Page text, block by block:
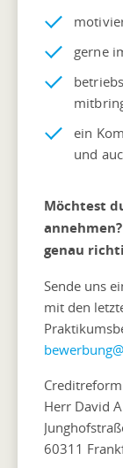
gerne
ein
und
Möchtest
genau
Sende uns
mit den
Herr David
60311